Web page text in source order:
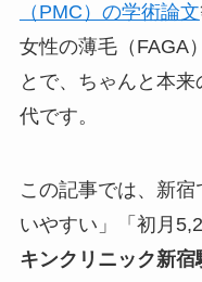
（PMC）の学術論文
女性の薄毛（FAGA
とで、ちゃんと本
代です。
この記事では、新
いやすい」「初月
キンクリニック新宿